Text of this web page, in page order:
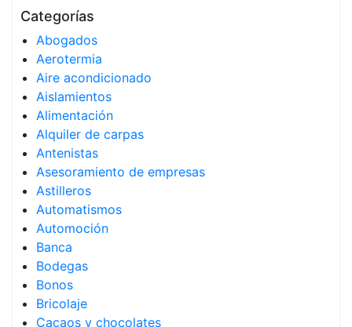
Categorías
Abogados
Aerotermia
Aire acondicionado
Aislamientos
Alimentación
Alquiler de carpas
Antenistas
Asesoramiento de empresas
Astilleros
Automatismos
Automoción
Banca
Bodegas
Bonos
Bricolaje
Cacaos y chocolates